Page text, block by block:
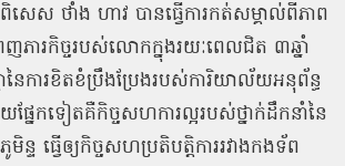
ស ថាំង ហាវ បានធ្វើការកត់សម្គាល់ពីភាព
ភារកិច្ចរបស់លោកក្នុងរយៈពេលជិត ៣ឆ្នាំ
ៃការខិតខំប្រឹងប្រែងរបស់ការិយាល័យអនុព័ន្ធ
ែកទៀតគឺកិច្ចសហការល្អរបស់ថ្នាក់ដឹកនាំនៃ
ទ ធ្វើឲ្យកិច្ចសហប្រតិបត្តិការរវាងកងទ័ព